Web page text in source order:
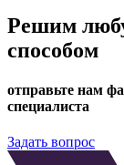
Решим
способом
отправьте нам
специалиста
Задать вопрос